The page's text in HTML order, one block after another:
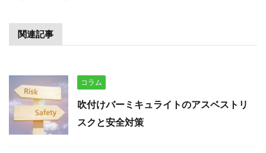
関連記事
コラム
吹付けバーミキュライトのアスベストリ
スクと安全対策